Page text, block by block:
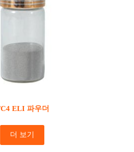
ELI 파우더
더 보기